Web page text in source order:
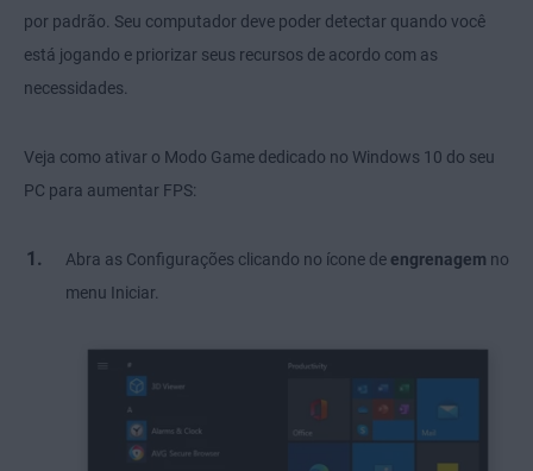
por padrão. Seu computador deve poder detectar quando você
está jogando e priorizar seus recursos de acordo com as
necessidades.
Veja como ativar o Modo Game dedicado no Windows 10 do seu
PC para aumentar FPS:
Abra as Configurações clicando no ícone de engrenagem no
menu Iniciar.